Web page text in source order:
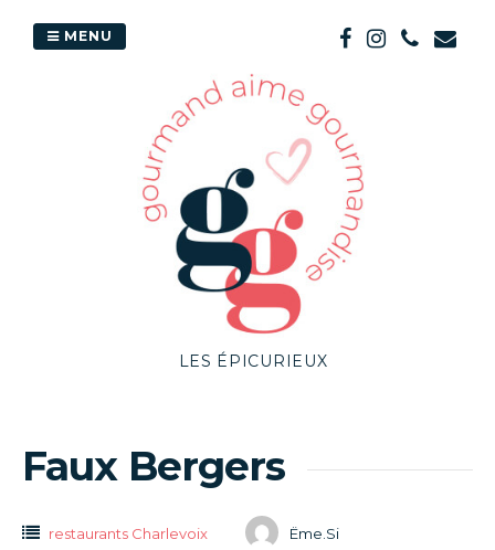
LES ÉPICURIEUX
MENU
Faux Bergers
restaurants Charlevoix
Ëme.Si